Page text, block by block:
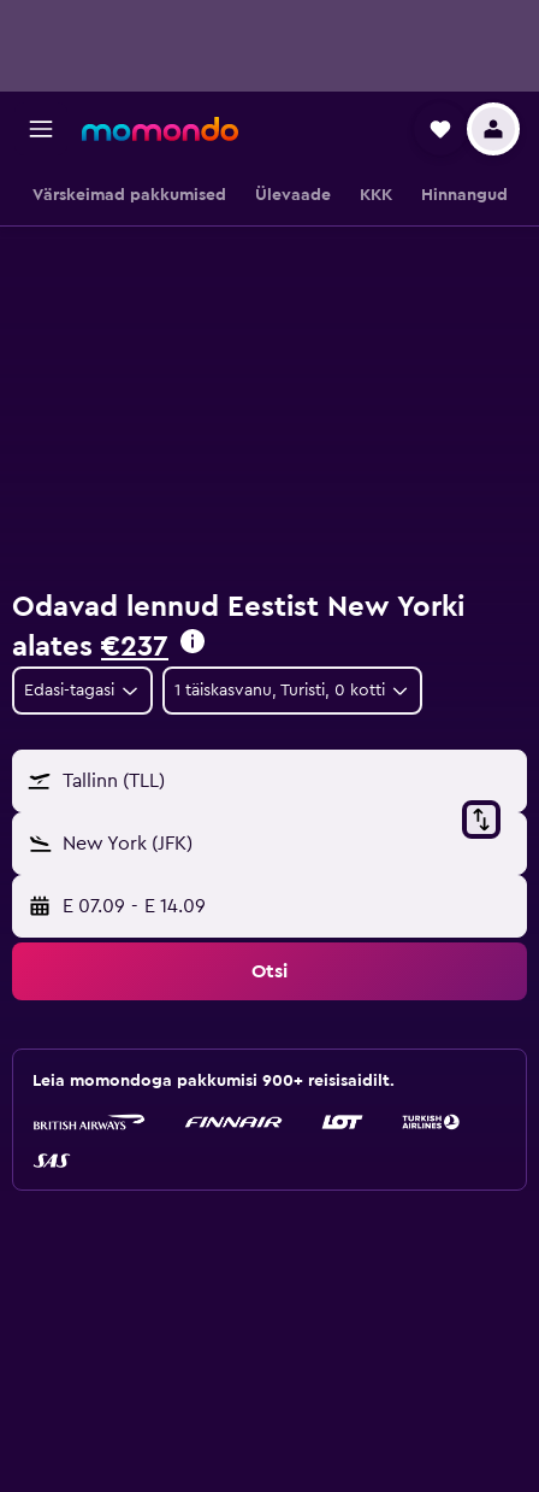
Värskeimad pakkumised Ülevaade KKK Hinnangud
Odavad lennud Eestist New Yorki
alates €237
Edasi-tagasi 1 täiskasvanu, Turisti, 0 kotti
Tallinn (TLL)
New York (JFK)
E 07.09 - E 14.09
Otsi
Leia momondoga pakkumisi 900+ reisisaidilt.